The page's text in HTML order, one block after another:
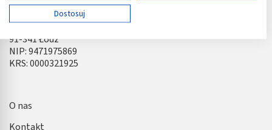
Pharma Partner sp. z o.o.
ul. Pojezierska 90A
91-341 Łódź
NIP: 9471975869
KRS: 0000321925
O nas
Kontakt
Używamy Twoich danych w następujących celach:
Cele przetwarzania IAB:
Przechowywanie informacji na urządzeniu lub
dostęp do nich
Tworzenie profili w celu spersonalizowanych
Dostosuj